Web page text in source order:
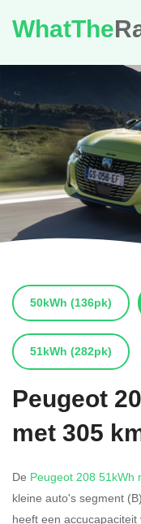
WhatThe
50kWh (136pk)
51kWh (282pk)
Peugeot
met 305
De Peugeot 208 51kWh
kleine auto's segment
heeft een accucapaciteit